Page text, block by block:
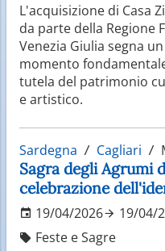
L'acquisizione di Casa
da parte della Regione
Venezia Giulia segna un
momento
tutela del patrimonio
e artistico.
Sardegna Cagliari
Sagra degli Agrumi
celebrazione
19/04/2026
19/04/
Feste e Sagre